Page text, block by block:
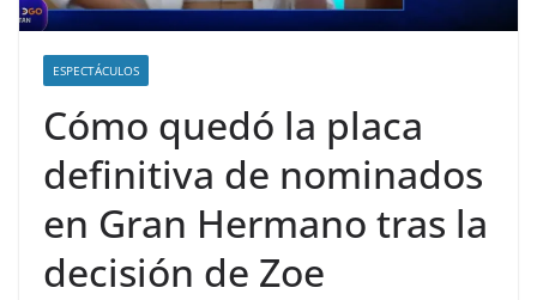
ESPECTÁCULOS
Cómo quedó la placa
definitiva de nominados
en Gran Hermano tras la
decisión de Zoe